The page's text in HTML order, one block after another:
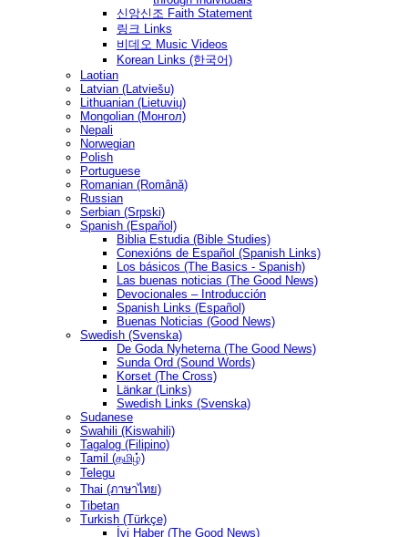
신앙신조 Faith Statement
링크 Links
비데오 Music Videos
Korean Links (한국어)
Laotian
Latvian (Latviešu)
Lithuanian (Lietuvių)
Mongolian (Монгол)
Nepali
Norwegian
Polish
Portuguese
Romanian (Română)
Russian
Serbian (Srpski)
Spanish (Español)
Biblia Estudia (Bible Studies)
Conexións de Español (Spanish Links)
Los básicos (The Basics - Spanish)
Las buenas noticias (The Good News)
Devocionales – Introducción
Spanish Links (Español)
Buenas Noticias (Good News)
Swedish (Svenska)
De Goda Nyheterna (The Good News)
Sunda Ord (Sound Words)
Korset (The Cross)
Länkar (Links)
Swedish Links (Svenska)
Sudanese
Swahili (Kiswahili)
Tagalog (Filipino)
Tamil (தமிழ்)
Telegu
Thai (ภาษาไทย)
Tibetan
Turkish (Türkçe)
İyi Haber (The Good News)